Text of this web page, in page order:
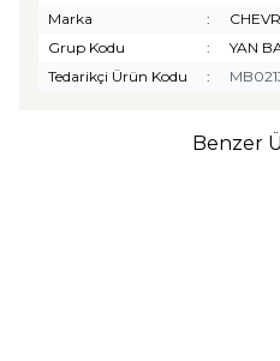
Marka
:
Grup Kodu
:
YAN
Tedarikçi Ürün Kodu
:
Benzer